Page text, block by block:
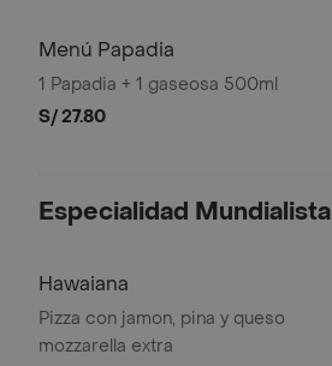
Menú Papadia
1 Papadia + 1 gaseosa 500ml
S/ 27.80
Especialidad Mundialista
Hawaiana
Pizza con jamon, pina y queso
mozzarella extra